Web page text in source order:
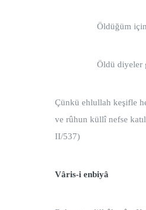
Öldüğüm
Öldü
Çünkü ehlullah keşifle
ve rûhun küllî nefse
II/537)
Vâris-i enbiyâ